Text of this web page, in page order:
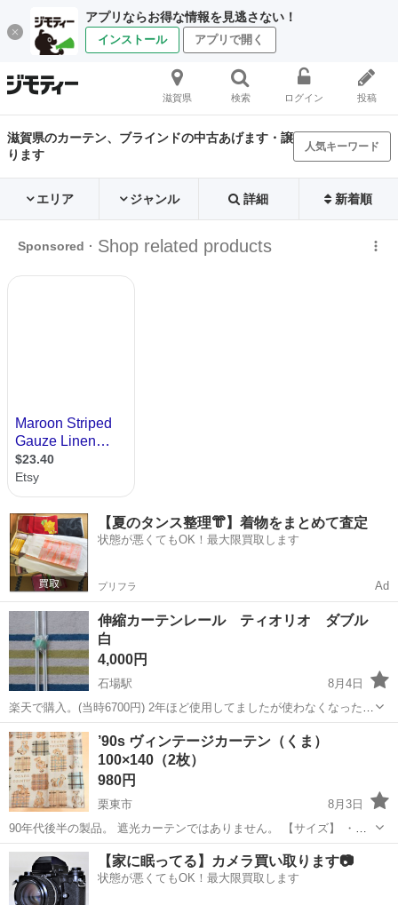
アプリならお得な情報を見逃さない！
インストール アプリで開く
滋賀県 検索 ログイン 投稿
滋賀県のカーテン、ブラインドの中古あげます・譲
ります
人気キーワード
エリア ジャンル 詳細 新着順
【夏のタンス整理👘】着物をまとめて査定
状態が悪くてもOK！最大限買取します
プリフラ Ad
伸縮カーテンレール ティオリオ ダブル
白
4,000円
石場駅
8月4日
楽天で購入。(当時6700円) 2年ほど使用してましたが使わなくなったの
で出品します。綺麗な方だと思います。 伸縮カーテンレール ティオ
リオ ダブル 4メートル(2.1〜4メートル) 取り付け範囲 正面付
2.1〜...
滋賀 大津市 石場駅 カーテン、ブラインド
カーテンレール
’90s ヴィンテージカーテン（くま）
100×140（2枚）
980円
栗東市
8月3日
90年代後半の製品。 遮光カーテンではありません。 【サイズ】 ・約
幅100×丈140cm 【状態】 ・中古品 使用感あり。 詳細な状態は店
頭にてご確認ください。 【付属品】...
滋賀 栗東市 カーテン、ブラインド カーテン
【家に眠ってる】カメラ買い取ります📷
状態が悪くてもOK！最大限買取します